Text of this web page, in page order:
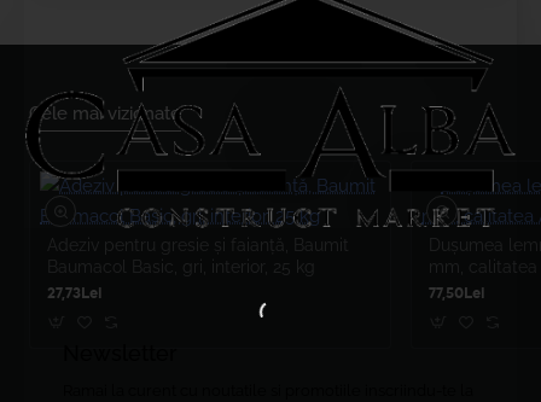
Cele mai vizionate
Adeziv pentru gresie și faianță, Baumit
Baumacol Basic, gri, interior, 25 kg
27,73Lei
Dușumea
mm,
77,50Lei